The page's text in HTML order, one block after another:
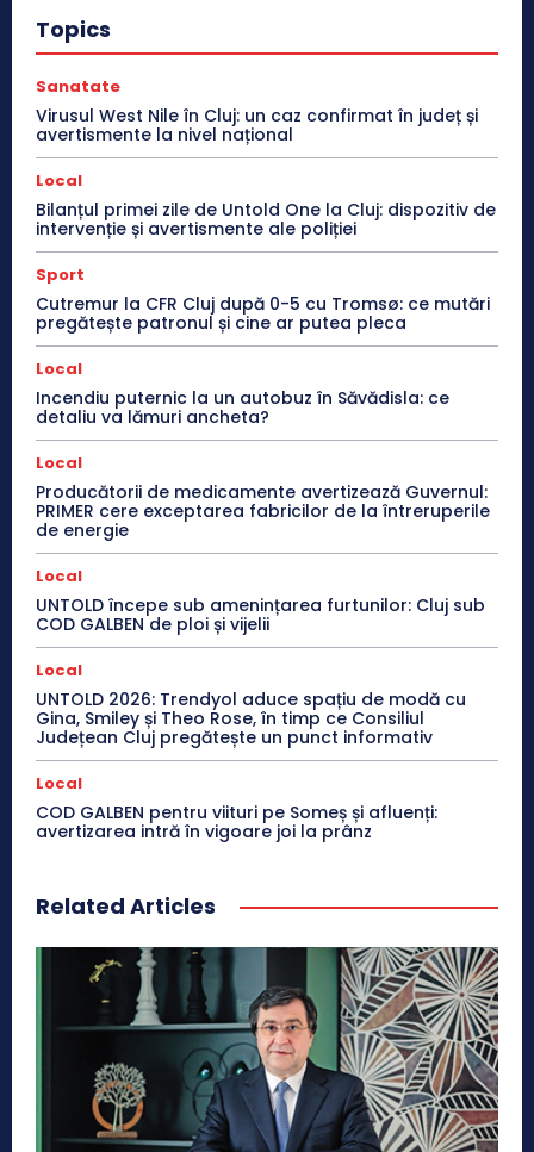
Topics
Sanatate
Virusul West Nile în Cluj: un caz confirmat în județ și
avertismente la nivel național
Local
Bilanțul primei zile de Untold One la Cluj: dispozitiv de
intervenție și avertismente ale poliției
Sport
Cutremur la CFR Cluj după 0-5 cu Tromsø: ce mutări
pregătește patronul și cine ar putea pleca
Local
Incendiu puternic la un autobuz în Săvădisla: ce
detaliu va lămuri ancheta?
Local
Producătorii de medicamente avertizează Guvernul:
PRIMER cere exceptarea fabricilor de la întreruperile
de energie
Local
UNTOLD începe sub amenințarea furtunilor: Cluj sub
COD GALBEN de ploi și vijelii
Local
UNTOLD 2026: Trendyol aduce spațiu de modă cu
Gina, Smiley și Theo Rose, în timp ce Consiliul
Județean Cluj pregătește un punct informativ
Local
COD GALBEN pentru viituri pe Someș și afluenți:
avertizarea intră în vigoare joi la prânz
Related Articles